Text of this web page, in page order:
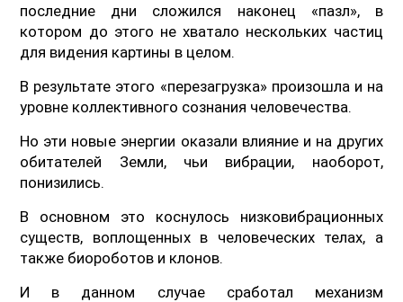
последние дни сложился наконец «пазл», в
котором до этого не хватало нескольких частиц
для видения картины в целом.
В результате этого «перезагрузка» произошла и на
уровне коллективного сознания человечества.
Но эти новые энергии оказали влияние и на других
обитателей Земли, чьи вибрации, наоборот,
понизились.
В основном это коснулось низковибрационных
существ, воплощенных в человеческих телах, а
также биороботов и клонов.
И в данном случае сработал механизм